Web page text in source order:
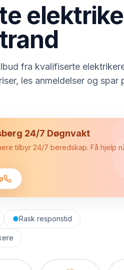
fra kvalifiserte
les anmeldelser og spar
24/7 Døgnvakt
tilbyr 24/7 beredskap. Få hjelp
●Rask responstid